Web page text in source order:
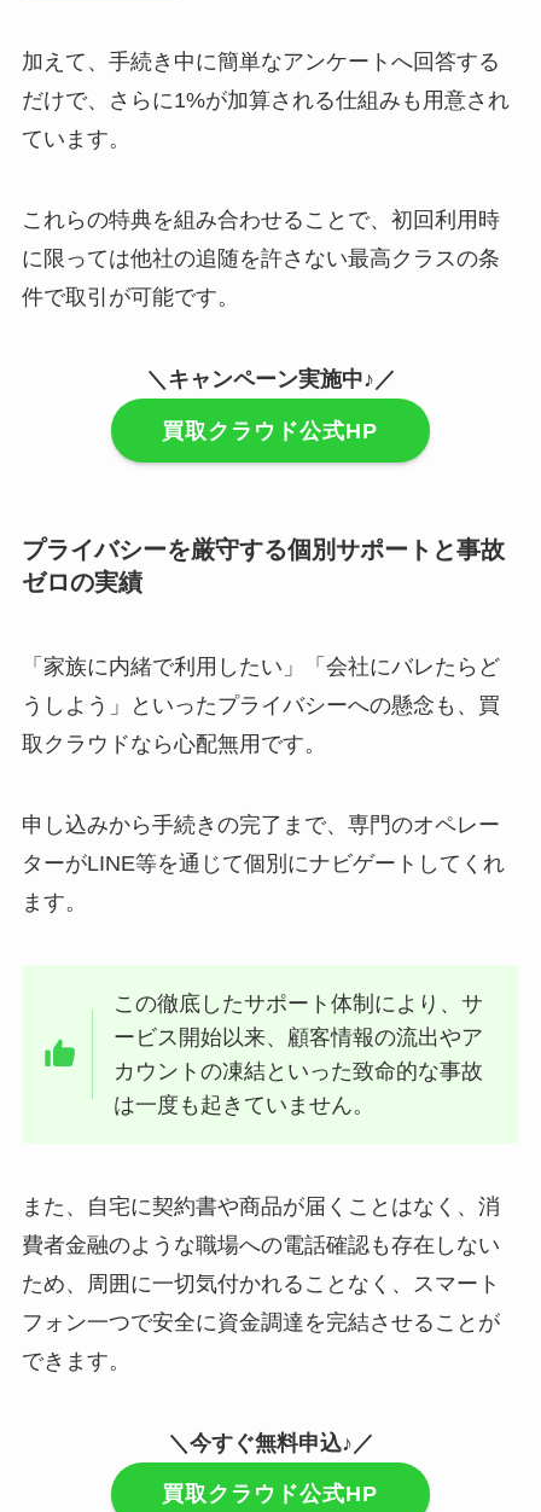
加えて、手続き中に簡単なアンケートへ回答する
だけで、さらに1%が加算される仕組みも用意され
ています。
これらの特典を組み合わせることで、初回利用時
に限っては他社の追随を許さない最高クラスの条
件で取引が可能です。
＼キャンペーン実施中♪／
買取クラウド公式HP
プライバシーを厳守する個別サポートと事故
ゼロの実績
「家族に内緒で利用したい」「会社にバレたらど
うしよう」といったプライバシーへの懸念も、買
取クラウドなら心配無用です。
申し込みから手続きの完了まで、専門のオペレー
ターがLINE等を通じて個別にナビゲートしてくれ
ます。
この徹底したサポート体制により、サ
ービス開始以来、顧客情報の流出やア
カウントの凍結といった致命的な事故
は一度も起きていません。
また、自宅に契約書や商品が届くことはなく、消
費者金融のような職場への電話確認も存在しない
ため、周囲に一切気付かれることなく、スマート
フォン一つで安全に資金調達を完結させることが
できます。
＼今すぐ無料申込♪／
買取クラウド公式HP